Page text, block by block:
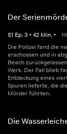
Der
S1 Ep.3 • 42 Min. •
Die Polizei fand die
erschossen und in
Beach
Werk. Der Fall blieb
Entdeckung eines
Spuren lieferte, die
Mörder führten.
Die